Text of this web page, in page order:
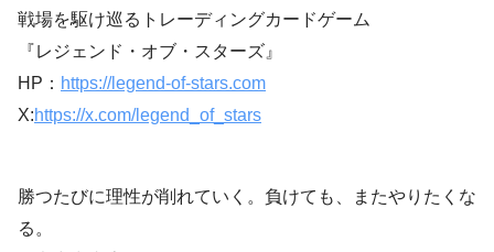
戦場を駆け巡るトレーディングカードゲーム
『レジェンド・オブ・スターズ』
HP： https://legend-of-stars.com
X:https://x.com/legend_of_stars
勝つたびに理性が削れていく。負けても、またやりたくな
る。